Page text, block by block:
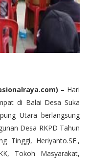
– Hari
di Balai Desa Suka
Utara berlangsung
Desa RKPD Tahun
Tinggi, Heriyanto.SE.,
Tokoh Masyarakat,